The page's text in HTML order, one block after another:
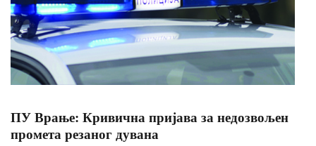
ПУ Врање: Кривична пријава за недозвољен
промета резаног дувана